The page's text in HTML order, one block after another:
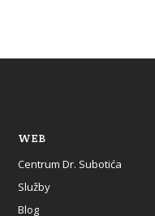
WEB
Centrum Dr. Subotića
Služby
Blog